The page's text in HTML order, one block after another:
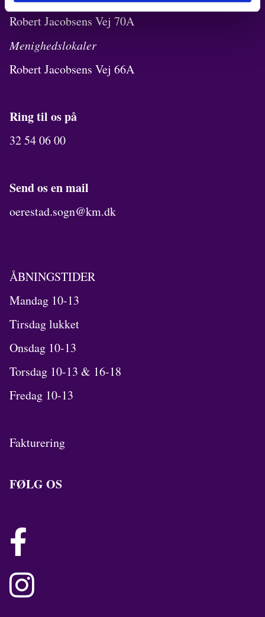
Robert Jacobsens Vej 70A
Menighedslokaler
Robert Jacobsens Vej 66A
Ring til os på
32 54 06 00
Send os en mail
oerestad.sogn@km.dk
ÅBNINGSTIDER
Mandag 10-13
Tirsdag lukket
Onsdag 10-13
Torsdag 10-13 & 16-18
Fredag 10-13
Fakturering
FØLG OS

